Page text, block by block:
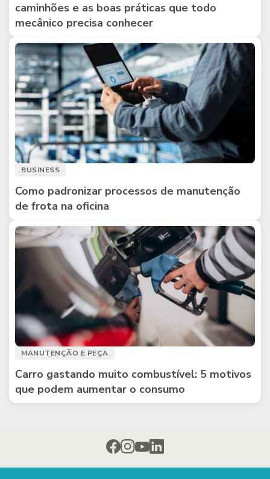
caminhões e as boas práticas que todo
mecânico precisa conhecer
BUSINESS
Como padronizar processos de manutenção
de frota na oficina
MANUTENÇÃO E PEÇA
Carro gastando muito combustível: 5 motivos
que podem aumentar o consumo